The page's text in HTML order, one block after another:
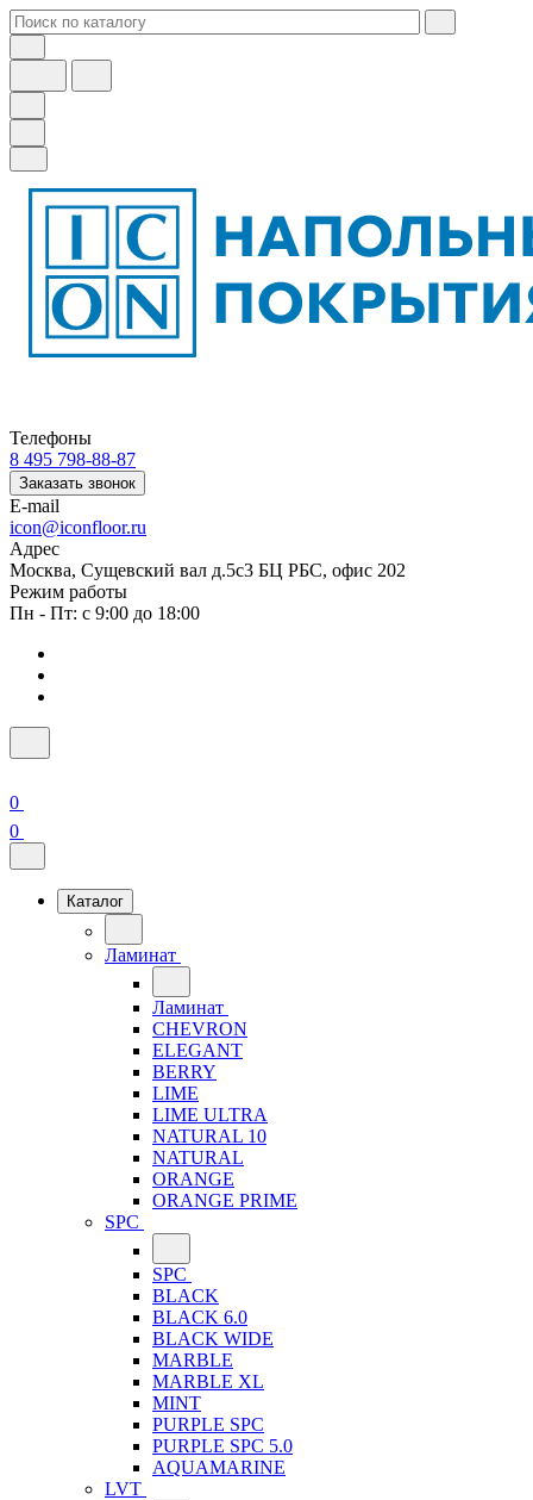
Телефоны
8 495 798-88-87
Заказать звонок
E-mail
icon@iconfloor.ru
Адрес
Москва, Сущевский вал д.5с3 БЦ РБС, офис 202
Режим работы
Пн - Пт: с 9:00 до 18:00
0
0
Каталог
Ламинат
Ламинат
CHEVRON
ELEGANT
BERRY
LIME
LIME ULTRA
NATURAL 10
NATURAL
ORANGE
ORANGE PRIME
SPC
SPC
BLACK
BLACK 6.0
BLACK WIDE
MARBLE
MARBLE XL
MINT
PURPLE SPC
PURPLE SPC 5.0
AQUAMARINE
LVT